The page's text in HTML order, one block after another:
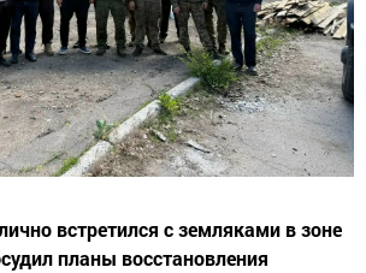
встретился с земляками в зоне
планы восстановления